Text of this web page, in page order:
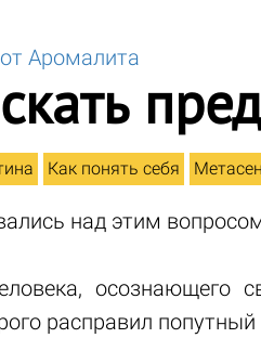
Аромалита
Как понять себя
над этим
осознающего
расправил попутный